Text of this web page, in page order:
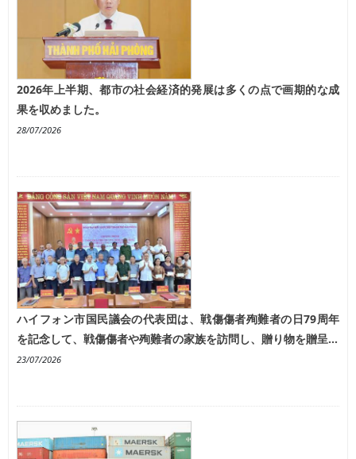
2026年上半期、都市の社会経済的発展は多くの点で画期的な成
果を収めました。
28/07/2026
ハイフォン市国民議会の代表団は、戦傷傷者殉難者の日79周年
を記念して、戦傷傷者や殉難者の家族を訪問し、贈り物を贈呈し
た。
23/07/2026